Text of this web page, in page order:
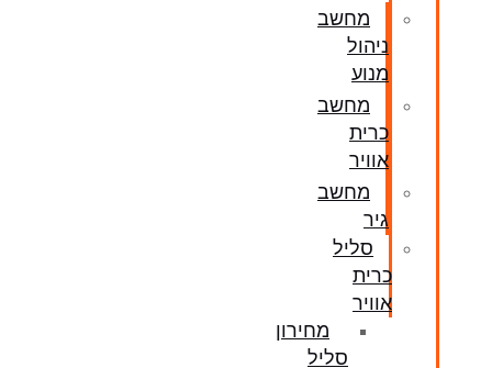
מחשב
ניהול
מנוע
מחשב
כרית
אוויר
מחשב
גיר
סליל
כרית
אוויר
מחירון
סליל